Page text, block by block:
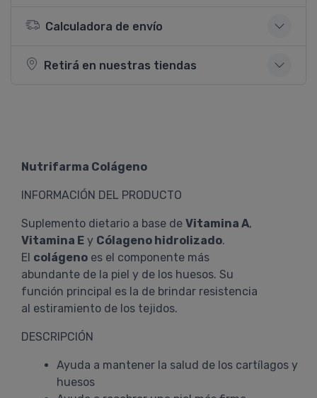
Calculadora de envío
Retirá en nuestras tiendas
Nutrifarma Colágeno
INFORMACIÓN DEL PRODUCTO
Suplemento dietario a base de Vitamina A,
Vitamina E y Cólageno hidrolizado.
El colágeno es el componente más
abundante de la piel y de los huesos. Su
función principal es la de brindar resistencia
al estiramiento de los tejidos.
DESCRIPCIÓN
Ayuda a mantener la salud de los cartílagos y
huesos